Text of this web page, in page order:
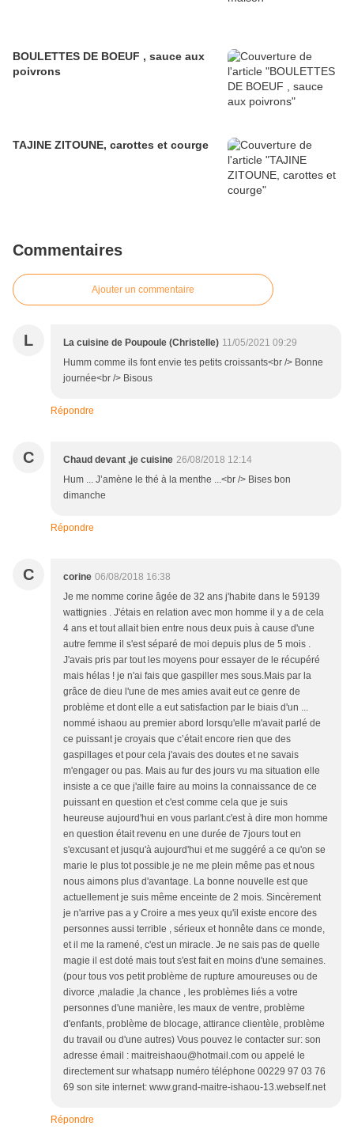
BOULETTES DE BOEUF , sauce aux
poivrons
TAJINE ZITOUNE, carottes et courge
Commentaires
Ajouter un commentaire
L La cuisine de Poupoule (Christelle) 11/05/2021 09:29
Humm comme ils font envie tes petits croissants<br /> Bonne
journée<br /> Bisous
Répondre
C Chaud devant ,je cuisine 26/08/2018 12:14
Hum ... J’amène le thé à la menthe ...<br /> Bises bon
dimanche
Répondre
C corine 06/08/2018 16:38
Je me nomme corine âgée de 32 ans j'habite dans le 59139
wattignies . J'étais en relation avec mon homme il y a de cela
4 ans et tout allait bien entre nous deux puis à cause d'une
autre femme il s'est séparé de moi depuis plus de 5 mois .
J'avais pris par tout les moyens pour essayer de le récupéré
mais hélas ! je n'ai fais que gaspiller mes sous.Mais par la
grâce de dieu l'une de mes amies avait eut ce genre de
problème et dont elle a eut satisfaction par le biais d'un ...
nommé ishaou au premier abord lorsqu'elle m'avait parlé de
ce puissant je croyais que c’était encore rien que des
gaspillages et pour cela j'avais des doutes et ne savais
m'engager ou pas. Mais au fur des jours vu ma situation elle
insiste a ce que j'aille faire au moins la connaissance de ce
puissant en question et c'est comme cela que je suis
heureuse aujourd'hui en vous parlant.c'est à dire mon homme
en question était revenu en une durée de 7jours tout en
s'excusant et jusqu'à aujourd'hui et me suggéré a ce qu'on se
marie le plus tot possible.je ne me plein même pas et nous
nous aimons plus d'avantage. La bonne nouvelle est que
actuellement je suis même enceinte de 2 mois. Sincèrement
je n'arrive pas a y Croire a mes yeux qu'il existe encore des
personnes aussi terrible , sérieux et honnête dans ce monde,
et il me la ramené, c'est un miracle. Je ne sais pas de quelle
magie il est doté mais tout s'est fait en moins d'une semaines.
(pour tous vos petit problème de rupture amoureuses ou de
divorce ,maladie ,la chance , les problèmes liés a votre
personnes d'une manière, les maux de ventre, problème
d'enfants, problème de blocage, attirance clientèle, problème
du travail ou d'une autres) Vous pouvez le contacter sur: son
adresse émail : maitreishaou@hotmail.com ou appelé le
directement sur whatsapp numéro téléphone 00229 97 03 76
69 son site internet: www.grand-maitre-ishaou-13.webself.net
Répondre